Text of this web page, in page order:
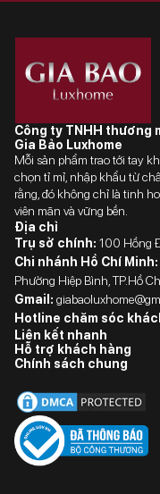
Công ty TNHH thương
Gia Bảo Luxhome
Mỗi sản phẩm trao tới tay
chọn tỉ mỉ, nhập khẩu từ
rằng, đó không chỉ là tinh
viên mãn và vững bền.
Địa chỉ
Trụ sở chính: 100 Hồng
Chi nhánh Hồ Chí Minh:
Phường Hiệp Bình, TP.Hồ
Gmail:
Hotline chăm sóc
Liên kết nhanh
Hỗ trợ khách hàng
Chính sách chung